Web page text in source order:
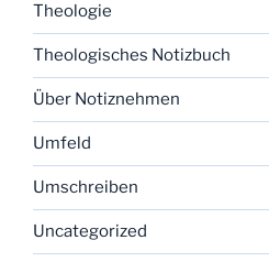
Theologie
Theologisches Notizbuch
Über Notiznehmen
Umfeld
Umschreiben
Uncategorized